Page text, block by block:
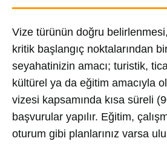
Vize türünün doğru
kritik başlangıç noktalarından
seyahatinizin amacı; turistik,
kültürel ya da eğitim amacıyla
vizesi kapsamında kısa süreli
başvurular yapılır. Eğitim,
oturum gibi planlarınız varsa